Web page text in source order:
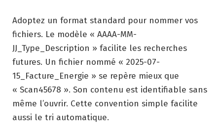
Adoptez un format standard pour nommer vos
fichiers. Le modèle « AAAA-MM-
JJ_Type_Description » facilite les recherches
futures. Un fichier nommé « 2025-07-
15_Facture_Energie » se repère mieux que
« Scan45678 ». Son contenu est identifiable sans
même l’ouvrir. Cette convention simple facilite
aussi le tri automatique.